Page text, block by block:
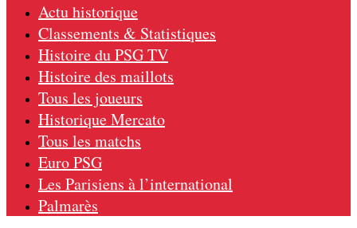
Actu historique
Classements & Statistiques
Histoire du PSG TV
Histoire des maillots
Tous les joueurs
Historique Mercato
Tous les matchs
Euro PSG
Les Parisiens à l’international
Palmarès